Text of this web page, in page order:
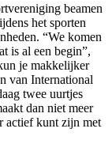
beamen
het sporten
“We komen
is al een begin”,
je makkelijker
van International
twee uurtjes
dan niet meer
actief kunt zijn met